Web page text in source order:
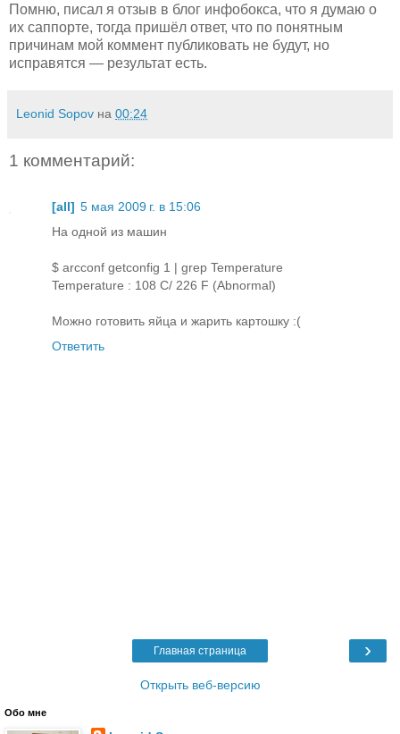
Помню, писал я отзыв в блог инфобокса, что я думаю о
их саппорте, тогда пришёл ответ, что по понятным
причинам мой коммент публиковать не будут, но
исправятся — результат есть.
Leonid Sopov на 00:24
1 комментарий:
[all] 5 мая 2009 г. в 15:06
На одной из машин
$ arcconf getconfig 1 | grep Temperature
Temperature : 108 C/ 226 F (Abnormal)
Можно готовить яйца и жарить картошку :(
Ответить
›
Главная страница
Открыть веб-версию
Обо мне